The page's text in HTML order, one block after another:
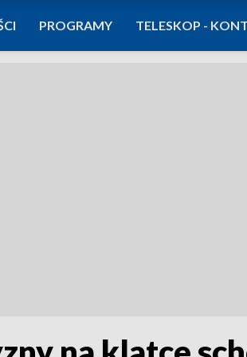
PROGRAMY TELESKOP -